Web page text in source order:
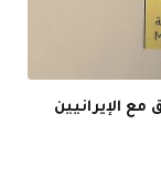
الإيرانيين